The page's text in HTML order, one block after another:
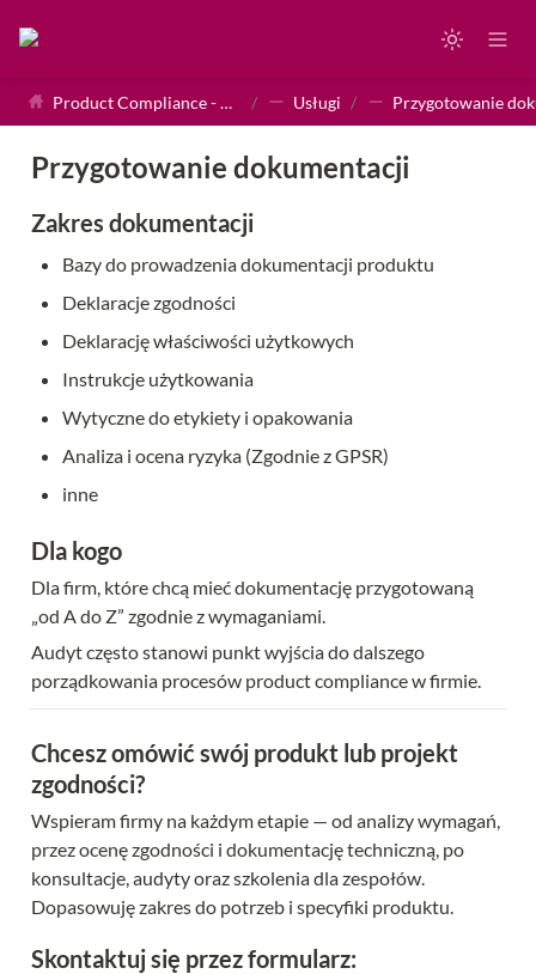
Product Compliance - Homepage / Usługi /
Przygotowanie dokumentacji
Zakres dokumentacji
Bazy do prowadzenia dokumentacji produktu
Deklaracje zgodności
Deklarację właściwości użytkowych
Instrukcje użytkowania
Wytyczne do etykiety i opakowania
Analiza i ocena ryzyka (Zgodnie z GPSR)
inne
Dla kogo
Dla firm, które chcą mieć dokumentację przygotowaną
„od A do Z” zgodnie z wymaganiami.
Audyt często stanowi punkt wyjścia do dalszego
porządkowania procesów product compliance w firmie.
Chcesz omówić swój produkt lub projekt
zgodności?
Wspieram firmy na każdym etapie — od analizy wymagań,
przez ocenę zgodności i dokumentację techniczną, po
konsultacje, audyty oraz szkolenia dla zespołów.
Dopasowuję zakres do potrzeb i specyfiki produktu.
Skontaktuj się przez formularz: